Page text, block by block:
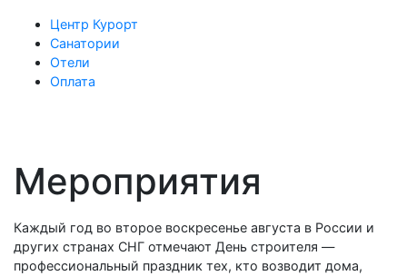
Центр Курорт
Санатории
Отели
Оплата
Мероприятия
Каждый год во второе воскресенье августа в России и
других странах СНГ отмечают День строителя —
профессиональный праздник тех, кто возводит дома,